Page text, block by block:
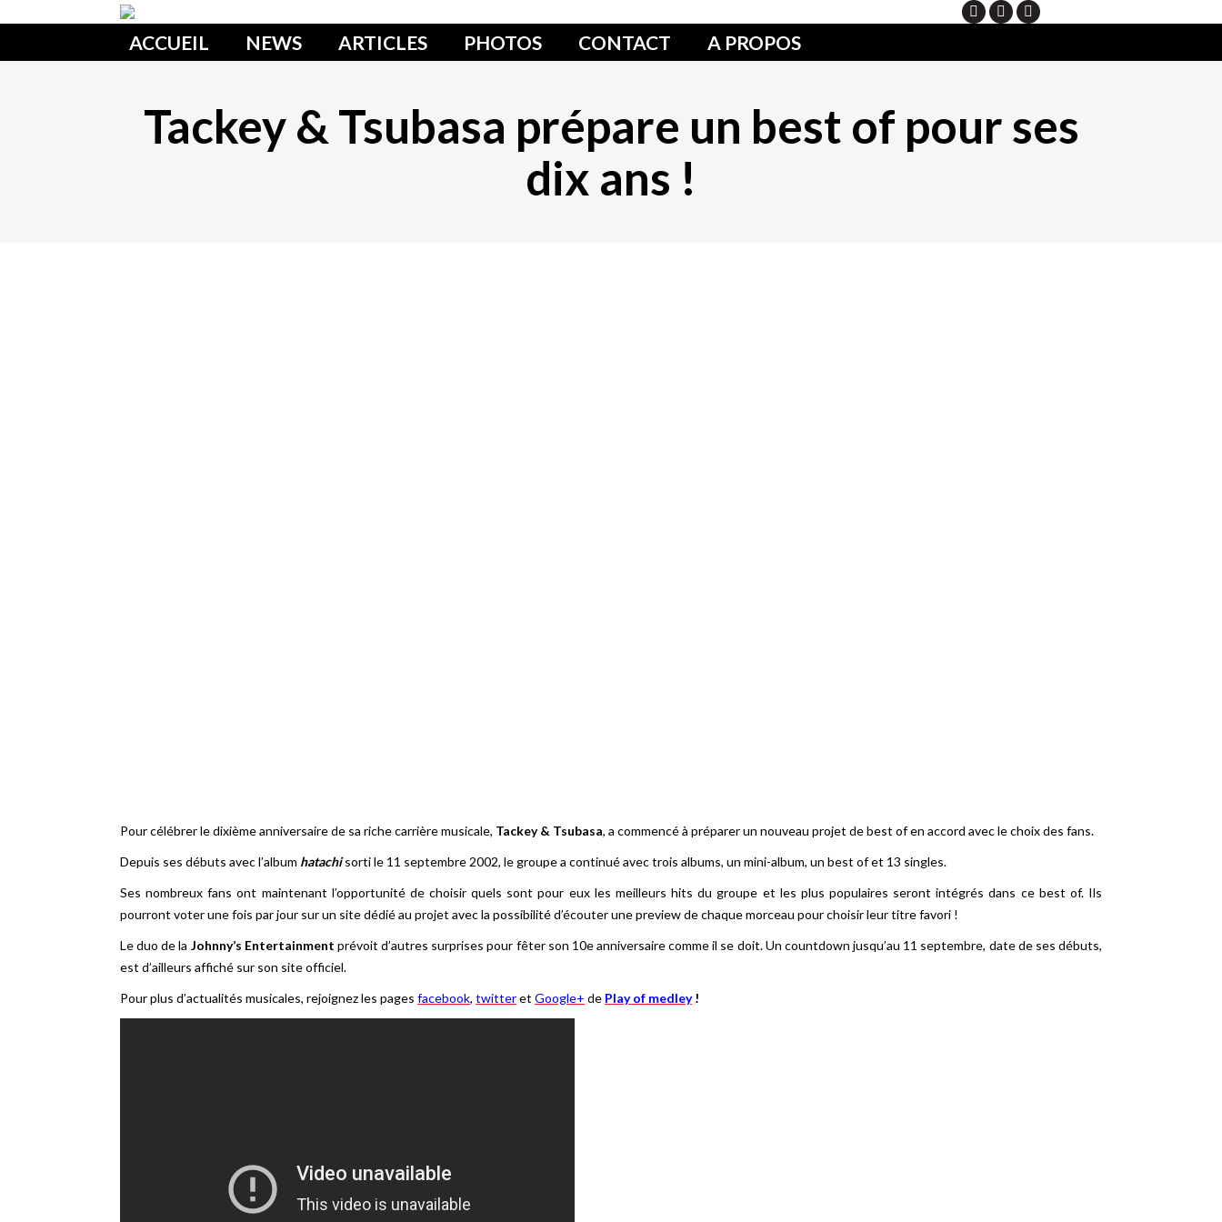
ACCUEIL NEWS ARTICLES PHOTOS CONTACT A PROPOS
Tackey & Tsubasa prépare un best of pour ses
dix ans !
Pour célébrer le dixième anniversaire de sa riche carrière musicale, Tackey & Tsubasa, a commencé à préparer un nouveau projet de best of en accord avec le choix des fans.
Depuis ses débuts avec l’album hatachisorti le 11 septembre 2002, le groupe a continué avec trois albums, un mini-album, un best of et 13 singles.
Ses nombreux fans ont maintenant l’opportunité de choisir quels sont pour eux les meilleurs hits du groupe et les plus populaires seront intégrés dans ce best of. Ils
pourront voter une fois par jour sur un site dédié au projet avec la possibilité d’écouter une preview de chaque morceau pour choisir leur titre favori !
Le duo de la Johnny’s Entertainment prévoit d’autres surprises pour fêter son 10e anniversaire comme il se doit. Un countdown jusqu’au 11 septembre, date de ses débuts,
est d’ailleurs affiché sur son site officiel.
Pour plus d’actualités musicales, rejoignez les pages facebook, twitteret Google+ de Play of medley!